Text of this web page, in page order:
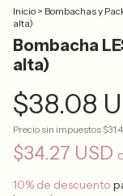
Inicio > Bombachas y
alta)
Bombacha
alta)
$38.08
Precio sin impuestos
$34.27 USD
10% de descuento